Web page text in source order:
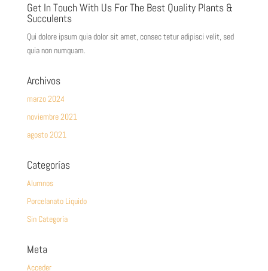
Get In Touch With Us For The Best Quality Plants &
Succulents
Qui dolore ipsum quia dolor sit amet, consec tetur adipisci velit, sed
quia non numquam.
Archivos
marzo 2024
noviembre 2021
agosto 2021
Categorías
Alumnos
Porcelanato Liquido
Sin Categoría
Meta
Acceder